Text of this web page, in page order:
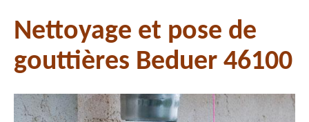
Nettoyage et pose de
gouttières Beduer 46100